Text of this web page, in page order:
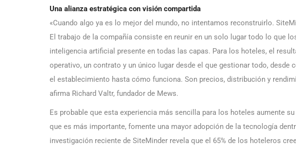
Una alianza estratégica con visión compartida
«Cuando algo ya es lo mejor del mundo, no intentamos reconstruirlo.
El trabajo de la compañía consiste en reunir en un solo lugar todo lo que
inteligencia artificial presente en todas las capas. Para los hoteles, el
operativo, un contrato y un único lugar desde el que gestionar todo, desde
el establecimiento hasta cómo funciona. Son precios, distribución y
afirma Richard Valtr, fundador de Mews.
Es probable que esta experiencia más sencilla para los hoteles aumente
que es más importante, fomente una mayor adopción de la tecnología
investigación reciente de SiteMinder revela que el 65% de los hoteleros